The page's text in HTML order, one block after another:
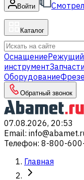
Войти Смотрел
Каталог
ОснащениеРежущий
инструмент
Оборудование
Обратный звонок
07.08.2026, 20:53
Email:
Телефон: 8-800-
Главная